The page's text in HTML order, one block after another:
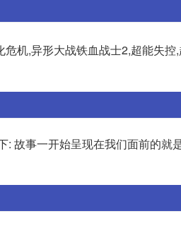
机,异形大战铁血战士2,超能失控,
: 故事一开始呈现在我们面前的就